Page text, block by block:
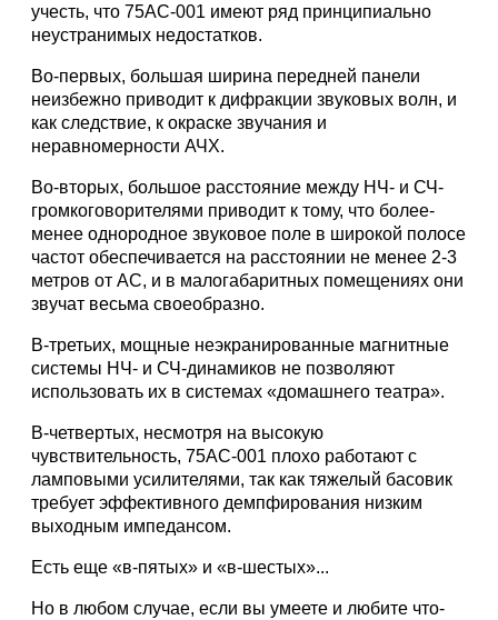
учесть, что 75АС-001 имеют ряд принципиально
неустранимых недостатков.
Во-первых, большая ширина передней панели
неизбежно приводит к дифракции звуковых волн, и
как следствие, к окраске звучания и
неравномерности АЧХ.
Во-вторых, большое расстояние между НЧ- и СЧ-
громкоговорителями приводит к тому, что более-
менее однородное звуковое поле в широкой полосе
частот обеспечивается на расстоянии не менее 2-3
метров от АС, и в малогабаритных помещениях они
звучат весьма своеобразно.
В-третьих, мощные неэкранированные магнитные
системы НЧ- и СЧ-динамиков не позволяют
использовать их в системах «домашнего театра».
В-четвертых, несмотря на высокую
чувствительность, 75АС-001 плохо работают с
ламповыми усилителями, так как тяжелый басовик
требует эффективного демпфирования низким
выходным импедансом.
Есть еще «в-пятых» и «в-шестых»...
Но в любом случае, если вы умеете и любите что-